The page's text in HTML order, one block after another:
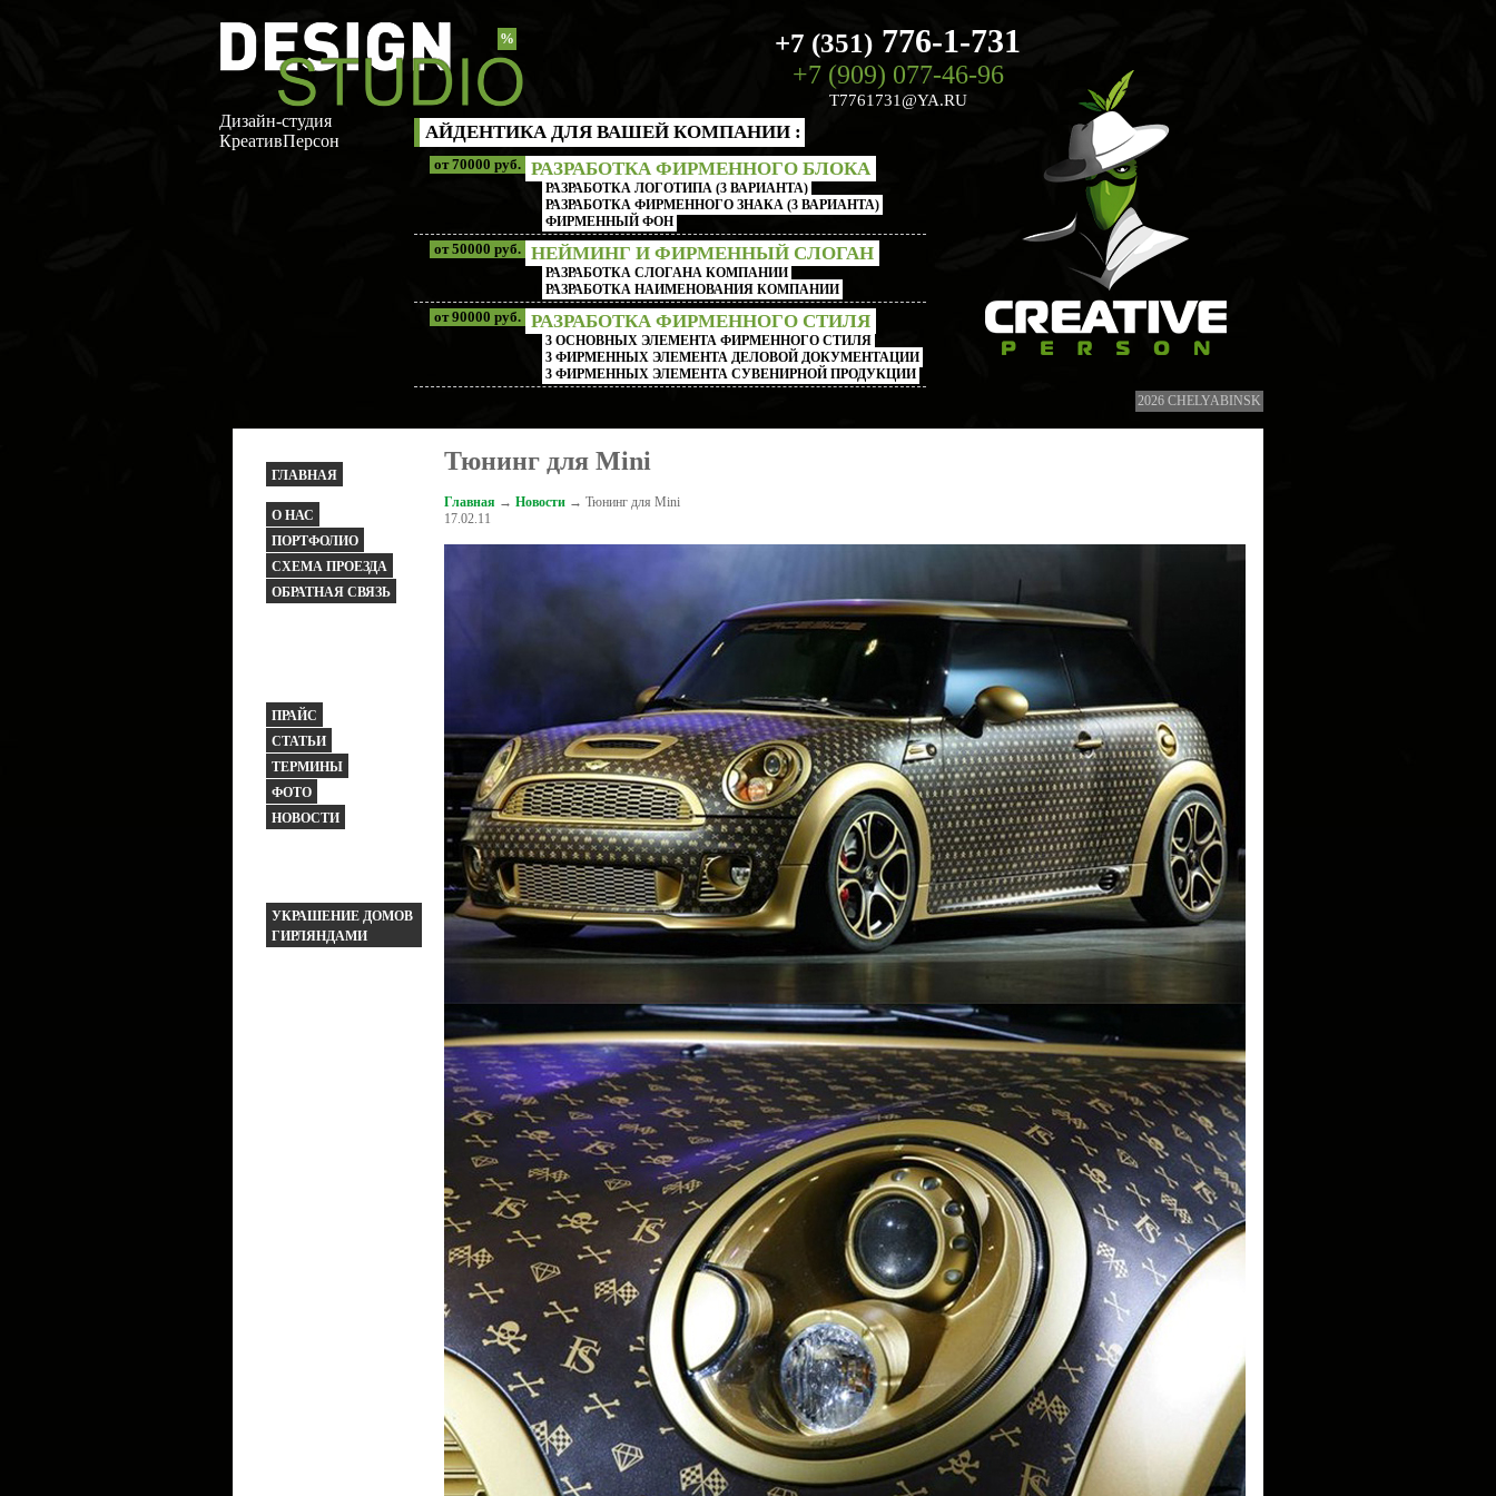
Дизайн-студия
КреативПерсон
% +7 (351) 776-1-731
+7 (909) 077-46-96
T7761731@YA.RU
АЙДЕНТИКА ДЛЯ ВАШЕЙ КОМПАНИИ :
РАЗРАБОТКА ФИРМЕННОГО БЛОКА
РАЗРАБОТКА ЛОГОТИПА (3 ВАРИАНТА)
РАЗРАБОТКА ФИРМЕННОГО ЗНАКА (3 ВАРИАНТА)
ФИРМЕННЫЙ ФОН
от 70000 руб.
НЕЙМИНГ И ФИРМЕННЫЙ СЛОГАН
РАЗРАБОТКА СЛОГАНА КОМПАНИИ
РАЗРАБОТКА НАИМЕНОВАНИЯ КОМПАНИИ
от 50000 руб.
РАЗРАБОТКА ФИРМЕННОГО СТИЛЯ
3 ОСНОВНЫХ ЭЛЕМЕНТА ФИРМЕННОГО СТИЛЯ
3 ФИРМЕННЫХ ЭЛЕМЕНТА ДЕЛОВОЙ ДОКУМЕНТАЦИИ
3 ФИРМЕННЫХ ЭЛЕМЕНТА СУВЕНИРНОЙ ПРОДУКЦИИ
от 90000 руб.
2026 CHELYABINSK
ГЛАВНАЯ
О НАС
ПОРТФОЛИО
СХЕМА ПРОЕЗДА
ОБРАТНАЯ СВЯЗЬ
ПРАЙС
СТАТЬИ
ТЕРМИНЫ
ФОТО
НОВОСТИ
УКРАШЕНИЕ ДОМОВ
ГИРЛЯНДАМИ
Тюнинг для Mini
Главная → Новости → Тюнинг для Mini
17.02.11